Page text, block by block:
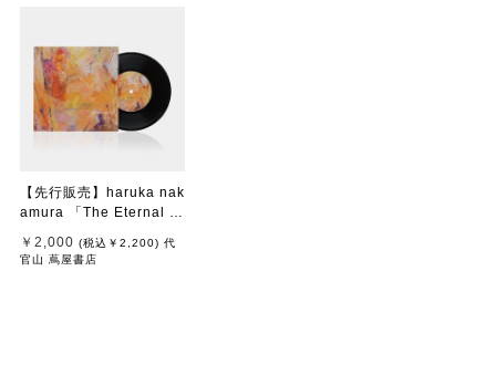
【先行販売】haruka nak
amura 「The Eternal Vi
￥2,000 (税込 ￥2,200) 代
官山 蔦屋書店